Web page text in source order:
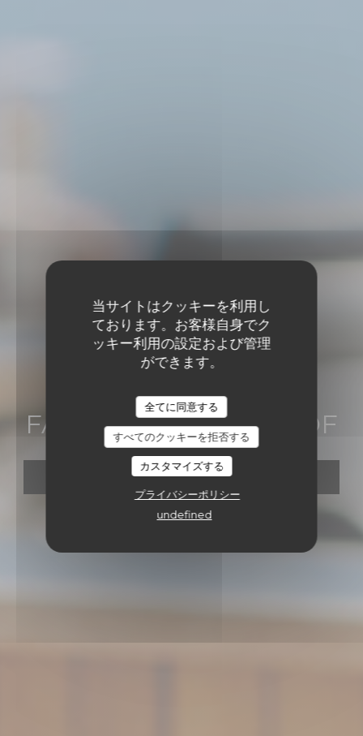
当サイトはクッキーを利用し
ております。お客様自身でク
ッキー利用の設定および管理
ができます。
全てに同意する
すべてのクッキーを拒否する
カスタマイズする
プライバシーポリシー
undefined
FARAGO ON THE ROOF
予約
FARAGO ON THE ROOF